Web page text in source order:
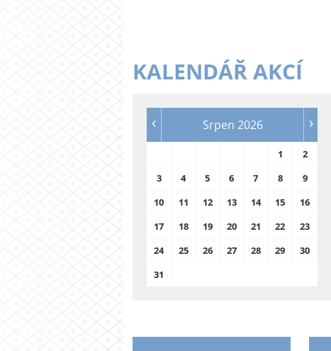
KALENDÁŘ AKCÍ
‹ Srpen 2026 ›
1
2
3
4 5 6 7 8
9
10
11 12 13 14 15
16
17
18 19 20 21 22
23
24
25 26 27 28 29
30
31